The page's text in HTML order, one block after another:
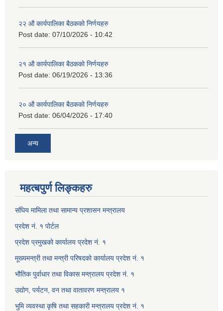
२२ औ कार्यपालिका बैठकको निर्णयहरु
Post date: 07/10/2026 - 10:42
२१ औ कार्यपालिका बैठकको निर्णयहरु
Post date: 06/19/2026 - 13:36
२० औ कार्यपालिका बैठकको निर्णयहरु
Post date: 06/04/2026 - 17:40
अन्य
महत्बपुर्ण लिङ्कहरु
संघिय मामिला तथा सामान्य प्रशासन मन्त्रालय
प्रदेश नं. १ पोर्टल
प्रदेश प्रमुखको कार्यालय प्रदेश नं. १
मूख्यमन्त्री तथा मन्त्री परिषदको कार्यालय प्रदेश नं. १
भौतिक पुर्वाधार तथा विकास मन्त्रालय प्रदेश नं. १
उद्योग, पर्यटन, वन तथा वातावरण मन्त्रालय १
भुमि व्यवस्था कृषि तथा सहकारी मन्त्रालय प्रदेश नं. १